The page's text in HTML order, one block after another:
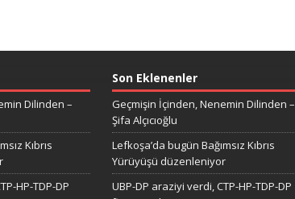
Dilinden –
Kıbrıs
HP-TDP-DP
Son Eklenenler
Geçmişin İçinden, Nenemin Dilinden –
Şifa Alçıcıoğlu
Lefkoşa’da bugün Bağımsız Kıbrıs
Yürüyüşü düzenleniyor
UBP-DP araziyi verdi, CTP-HP-TDP-DP